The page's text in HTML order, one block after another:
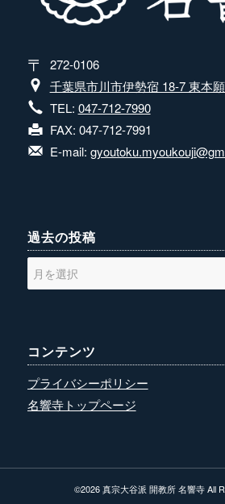
272-0106
千葉県市川市伊勢宿 18-7 東本
TEL: 047-712-7990
FAX: 047-712-7991
E-mail:
過去の投稿
コンテンツ
プライバシーポリシー
名響寺トップページ
©2026 真宗大谷派 開教所 名響寺 All